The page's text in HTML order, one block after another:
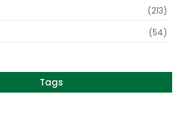
(213)
(54)
Tags